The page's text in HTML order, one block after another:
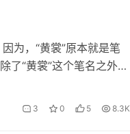
为，“黄裳”原本就是笔
了“黄裳”这个笔名之外，
世纪末辽教社出版印行
裳的另外两个笔名，庾
3 0 5 8.3K